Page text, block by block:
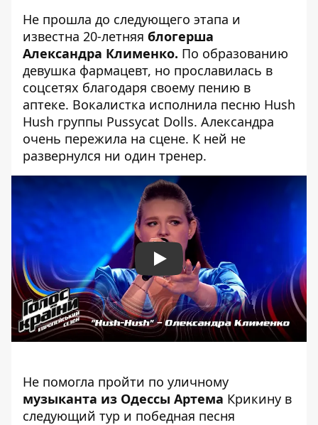
Не прошла до следующего этапа и
известна 20-летняя блогерша
Александра Клименко. По образованию
девушка фармацевт, но прославилась в
соцсетях благодаря своему пению в
аптеке. Вокалистка исполнила песню Hush
Hush группы Pussycat Dolls. Александра
очень пережила на сцене. К ней не
развернулся ни один тренер.
Play
Не помогла пройти по уличному
музыканта из Одессы Артема Крикину в
следующий тур и победная песня